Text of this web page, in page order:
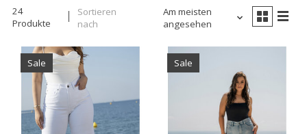
24
Produkte
Sortieren
nach
Am meisten
angesehen
Sale Sale